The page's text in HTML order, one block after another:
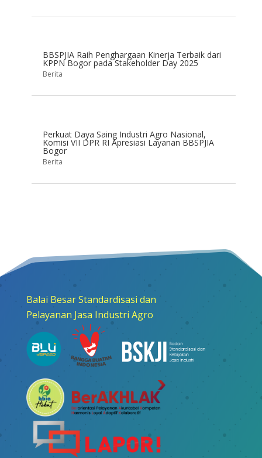
BBSPJIA Raih Penghargaan Kinerja Terbaik dari
KPPN Bogor pada Stakeholder Day 2025
Berita
Perkuat Daya Saing Industri Agro Nasional,
Komisi VII DPR RI Apresiasi Layanan BBSPJIA
Bogor
Berita
Balai Besar Standardisasi dan
Pelayanan Jasa Industri Agro